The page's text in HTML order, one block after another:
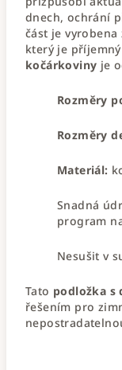
dnech, ochrání
část je
který je
kočárkoviny je
Rozměry
Rozměry
Materiál:
Snadná
program
Nesušit v
Tato podložka s
řešením pro